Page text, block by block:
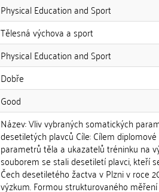
Physical Education and Sport
Tělesná výchova a sport
Physical Education and Sport
Dobře
Good
Název: Vliv vybraných somatických
desetiletých plavců Cíle: Cílem
parametrů těla a ukazatelů tréninku na
souborem se stali desetiletí plavci, kteří
Čech desetiletého žactva v Plzni v roce
výzkum. Formou strukturovaného